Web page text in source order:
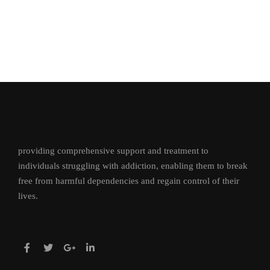
providing comprehensive support and treatment to
individuals struggling with addiction, enabling them to break
free from harmful dependencies and regain control of their
lives.